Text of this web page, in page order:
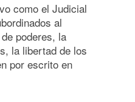
como el Judicial
al
poderes, la
la libertad de los
por escrito en